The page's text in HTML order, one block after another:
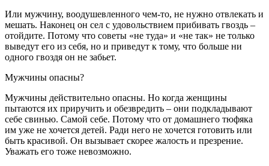
Или мужчину, воодушевленного чем-то, не нужно отвлекать и
мешать. Наконец он сел с удовольствием прибивать гвоздь –
отойдите. Потому что советы «не туда» и «не так» не только
выведут его из себя, но и приведут к тому, что больше ни
одного гвоздя он не забьет.
Мужчины опасны?
Мужчины действительно опасны. Но когда женщины
пытаются их приручить и обезвредить – они подкладывают
себе свинью. Самой себе. Потому что от домашнего тюфяка
им уже не хочется детей. Ради него не хочется готовить или
быть красивой. Он вызывает скорее жалость и презрение.
Уважать его тоже невозможно.